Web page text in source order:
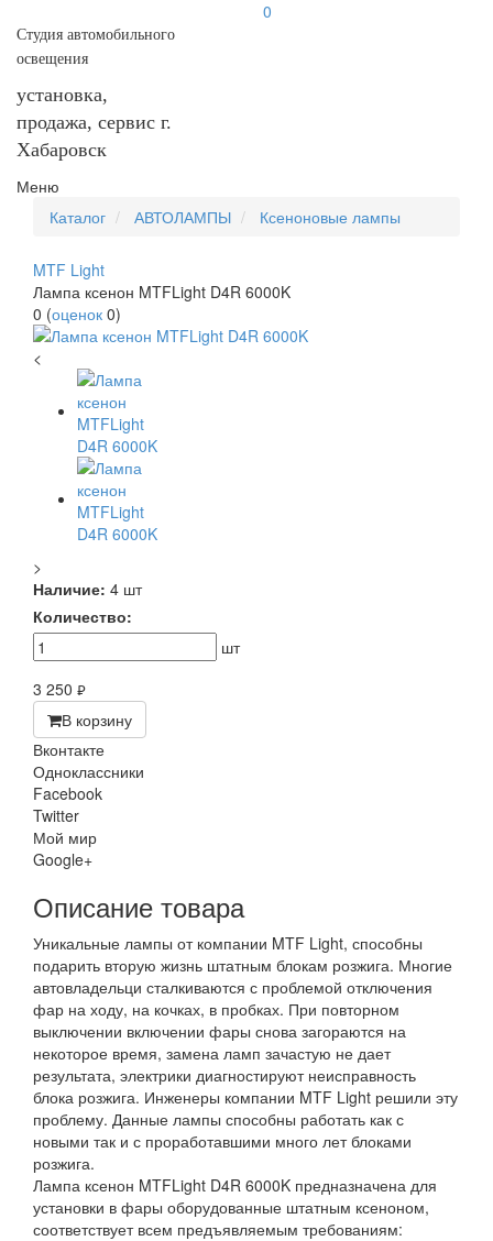
Студия автомобильного
освещения
установка,
продажа, сервис г.
Хабаровск
0
Меню
Каталог
АВТОЛАМПЫ Ксеноновые лампы
MTF Light
Лампа ксенон MTFLight D4R 6000K
0 (оценок 0)
<
>
Наличие: 4 шт
Количество:
шт
3 250 руб.
В корзину
Вконтакте
Одноклассники
Facebook
Twitter
Мой мир
Google+
Описание товара
Уникальные лампы от компании MTF Light, способны
подарить вторую жизнь штатным блокам розжига. Многие
автовладельци сталкиваются с проблемой отключения
фар на ходу, на кочках, в пробках. При повторном
выключении включении фары снова загораются на
некоторое время, замена ламп зачастую не дает
результата, электрики диагностируют неисправность
блока розжига. Инженеры компании MTF Light решили эту
проблему. Данные лампы способны работать как с
новыми так и с проработавшими много лет блоками
розжига.
Лампа ксенон MTFLight D4R 6000K предназначена для
установки в фары оборудованные штатным ксеноном,
соответствует всем предъявляемым требованиям: